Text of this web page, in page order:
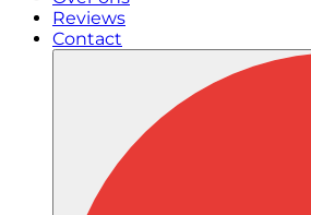
Reviews
Contact